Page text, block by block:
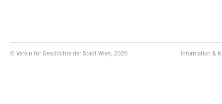
© Verein für Geschichte der Stadt Wien, 2026 Information &